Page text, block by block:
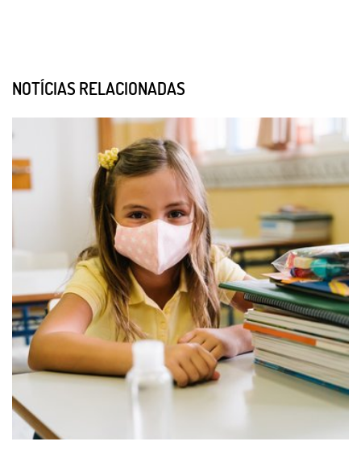
NOTÍCIAS RELACIONADAS